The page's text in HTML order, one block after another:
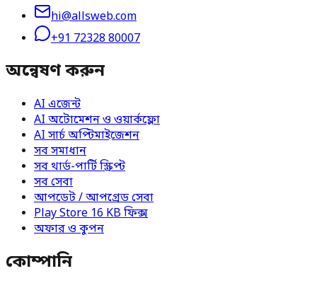
hi@allsweb.com
+91 72328 80007
অন্বেষণ করুন
AI এজেন্ট
AI অটোমেশন ও ওয়ার্কফ্লো
AI সার্চ অপ্টিমাইজেশন
সব সমাধান
সব থার্ড-পার্টি স্ক্রিপ্ট
সব সেবা
আপডেট / আপগ্রেড সেবা
Play Store 16 KB ফিক্স
অফার ও কুপন
কোম্পানি